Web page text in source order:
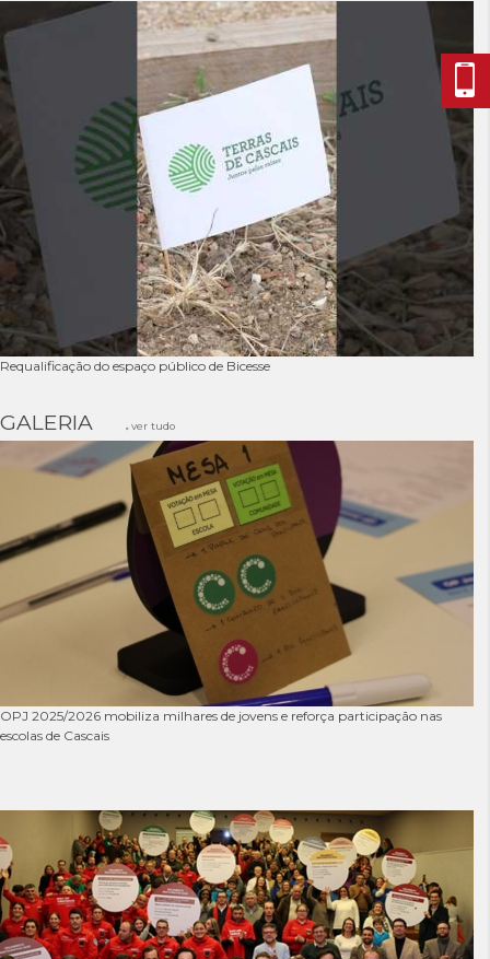
Requalificação do espaço público de Bicesse
GALERIA ver tudo
OPJ 2025/2026 mobiliza milhares de jovens e reforça participação nas
escolas de Cascais